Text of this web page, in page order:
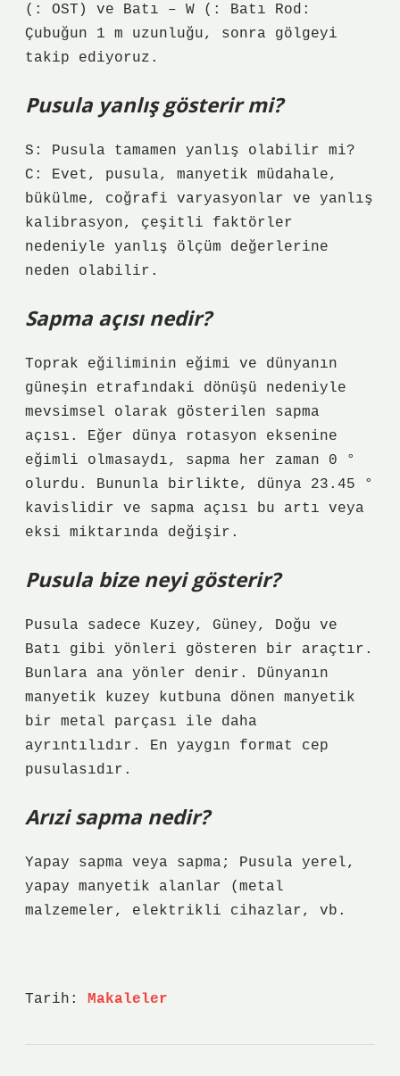
(: OST) ve Batı – W (: Batı Rod:
Çubuğun 1 m uzunluğu, sonra gölgeyi
takip ediyoruz.
Pusula yanlış gösterir mi?
S: Pusula tamamen yanlış olabilir mi?
C: Evet, pusula, manyetik müdahale,
bükülme, coğrafi varyasyonlar ve yanlış
kalibrasyon, çeşitli faktörler
nedeniyle yanlış ölçüm değerlerine
neden olabilir.
Sapma açısı nedir?
Toprak eğiliminin eğimi ve dünyanın
güneşin etrafındaki dönüşü nedeniyle
mevsimsel olarak gösterilen sapma
açısı. Eğer dünya rotasyon eksenine
eğimli olmasaydı, sapma her zaman 0 °
olurdu. Bununla birlikte, dünya 23.45 °
kavislidir ve sapma açısı bu artı veya
eksi miktarında değişir.
Pusula bize neyi gösterir?
Pusula sadece Kuzey, Güney, Doğu ve
Batı gibi yönleri gösteren bir araçtır.
Bunlara ana yönler denir. Dünyanın
manyetik kuzey kutbuna dönen manyetik
bir metal parçası ile daha
ayrıntılıdır. En yaygın format cep
pusulasıdır.
Arızi sapma nedir?
Yapay sapma veya sapma; Pusula yerel,
yapay manyetik alanlar (metal
malzemeler, elektrikli cihazlar, vb.
Tarih: Makaleler